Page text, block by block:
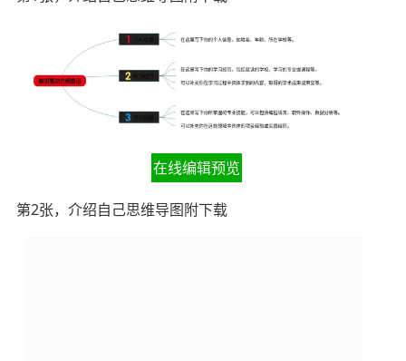
在线编辑预览
第2张，介绍自己思维导图附下载